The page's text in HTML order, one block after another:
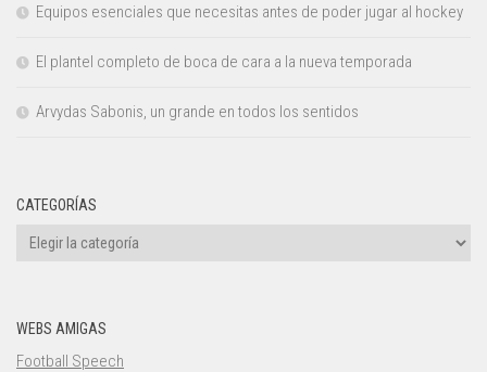
Equipos esenciales que necesitas antes de poder jugar al hockey
El plantel completo de boca de cara a la nueva temporada
Arvydas Sabonis, un grande en todos los sentidos
CATEGORÍAS
Categorías
WEBS AMIGAS
Football Speech